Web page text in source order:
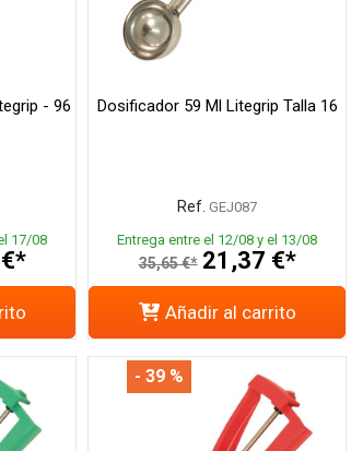
- 96
17/08
Dosificador 59 Ml Litegrip Talla 16
Ref. GEJ087
Entrega entre el 12/08 y el 13/08
35,65 €* 21,37 €*
Añadir al carrito
- 39 %